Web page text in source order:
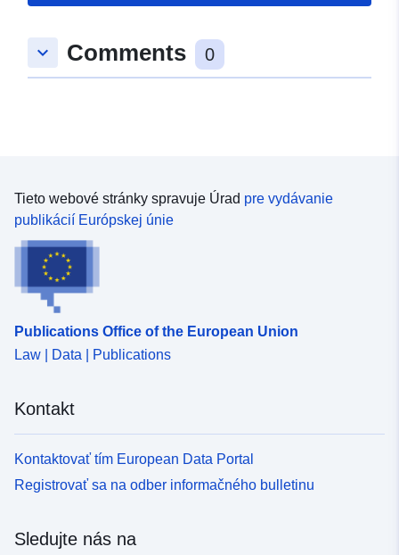
keyboard_arrow_down Comments 0
Tieto webové stránky spravuje Úrad pre vydávanie
publikácií Európskej únie
Publications Office of the European Union
Law | Data | Publications
Kontakt
Kontaktovať tím European Data Portal
Registrovať sa na odber informačného bulletinu
Sledujte nás na